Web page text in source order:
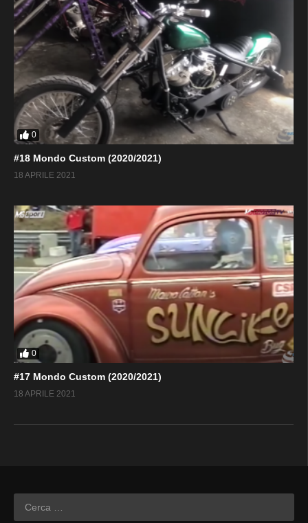
0
#18 Mondo Custom (2020/2021)
18 APRILE 2021
0
#17 Mondo Custom (2020/2021)
18 APRILE 2021